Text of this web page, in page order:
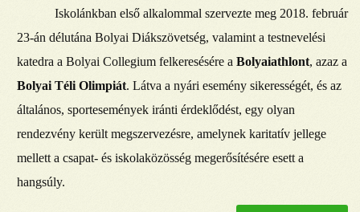
Iskolánkban első alkalommal szervezte meg 2018. február
23-án délutána Bolyai Diákszövetség, valamint a testnevelési
katedra a Bolyai Collegium felkeresésére a Bolyaiathlont, azaz a
Bolyai Téli Olimpiát. Látva a nyári esemény sikerességét, és az
általános, sportesemények iránti érdeklődést, egy olyan
rendezvény került megszervezésre, amelynek karitatív jellege
mellett a csapat- és iskolaközösség megerősítésére esett a
hangsúly.